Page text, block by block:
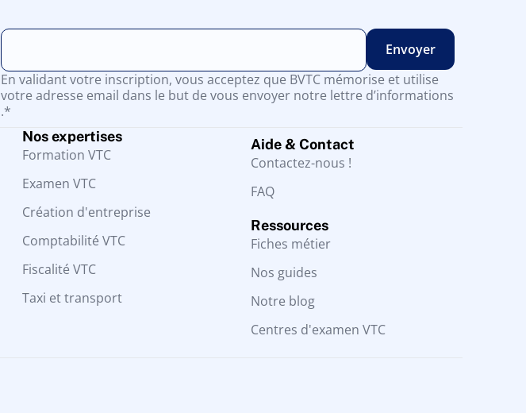
En validant votre inscription, vous acceptez que BVTC mémorise et utilise
votre adresse email dans le but de vous envoyer notre lettre d’informations
.*
Nos expertises
Formation VTC
Examen VTC
Création d'entreprise
Comptabilité VTC
Fiscalité VTC
Taxi et transport
Aide & Contact
Contactez-nous !
FAQ
Ressources
Fiches métier
Nos guides
Notre blog
Centres d'examen VTC